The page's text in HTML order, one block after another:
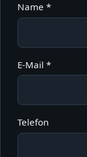
Name *
E-Mail *
Telefon